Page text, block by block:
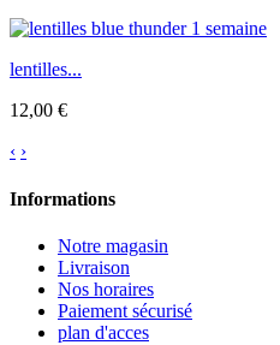
lentilles...
12,00 €
‹ ›
Informations
Notre magasin
Livraison
Nos horaires
Paiement sécurisé
plan d'acces